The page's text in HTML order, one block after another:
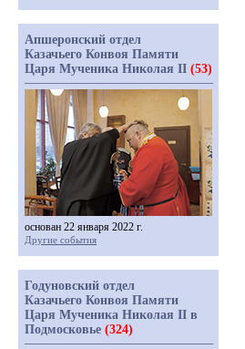
Апшеронский отдел
Казачьего Конвоя Памяти
Царя Мученика Николая II (53)
основан 22 января 2022 г.
Другие события
Годуновский отдел
Казачьего Конвоя Памяти
Царя Мученика Николая II в
Подмосковье (324)